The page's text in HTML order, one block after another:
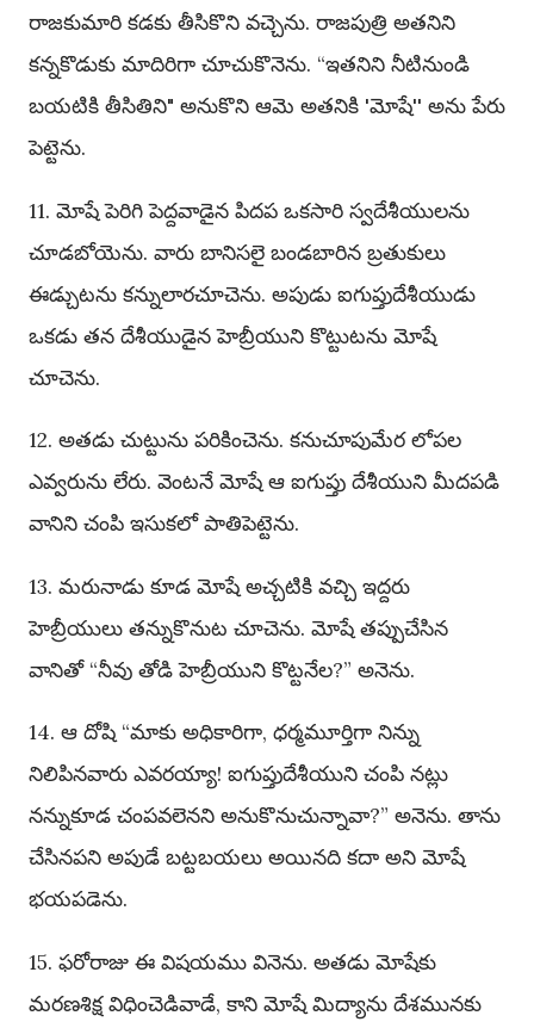
రాజకుమారి కడకు తీసికొని వచ్చెను. రాజపుత్రి అతనిని
కన్నకొడుకు మాదిరిగా చూచుకొనెను. “ఇతనిని నీటినుండి
బయటికి తీసితిని" అనుకొని ఆమె అతనికి 'మోషే'' అను పేరు
పెట్టెను.
11. మోషే పెరిగి పెద్దవాడైన పిదప ఒకసారి స్వదేశీయులను
చూడబోయెను. వారు బానిసలై బండబారిన బ్రతుకులు
ఈడ్చుటను కన్నులారచూచెను. అపుడు ఐగుప్తుదేశీయుడు
ఒకడు తన దేశీయుడైన హెబ్రీయుని కొట్టుటను మోషే
చూచెను.
12. అతడు చుట్టును పరికించెను. కనుచూపుమేర లోపల
ఎవ్వరును లేరు. వెంటనే మోషే ఆ ఐగుప్తు దేశీయుని మీదపడి
వానిని చంపి ఇసుకలో పాతిపెట్టెను.
13. మరునాడు కూడ మోషే అచ్చటికి వచ్చి ఇద్దరు
హెబ్రీయులు తన్నుకొనుట చూచెను. మోషే తప్పుచేసిన
వానితో “నీవు తోడి హెబ్రీయుని కొట్టనేల?” అనెను.
14. ఆ దోషి “మాకు అధికారిగా, ధర్మమూర్తిగా నిన్ను
నిలిపినవారు ఎవరయ్యా! ఐగుప్తుదేశీయుని చంపి నట్లు
నన్నుకూడ చంపవలెనని అనుకొనుచున్నావా?” అనెను. తాను
చేసినపని అపుడే బట్టబయలు అయినది కదా అని మోషే
భయపడెను.
15. ఫరోరాజు ఈ విషయము వినెను. అతడు మోషేకు
మరణశిక్ష విధించెడివాడే, కాని మోషే మిద్యాను దేశమునకు